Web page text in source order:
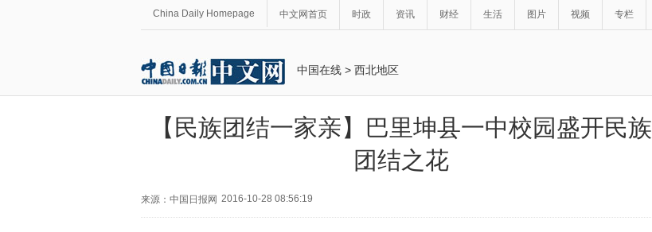
China Daily Homepage 中文网首页 时政 资讯 财经 生活 图片 视频 专栏
中国在线 > 西北地区
【民族团结一家亲】巴里坤县一中校园盛开民族
团结之花
来源：中国日报网 2016-10-28 08:56:19